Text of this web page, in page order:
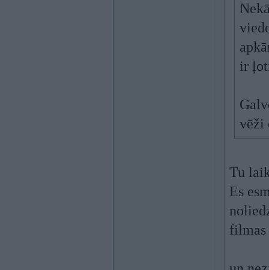
ir
vēži
Tu
Es